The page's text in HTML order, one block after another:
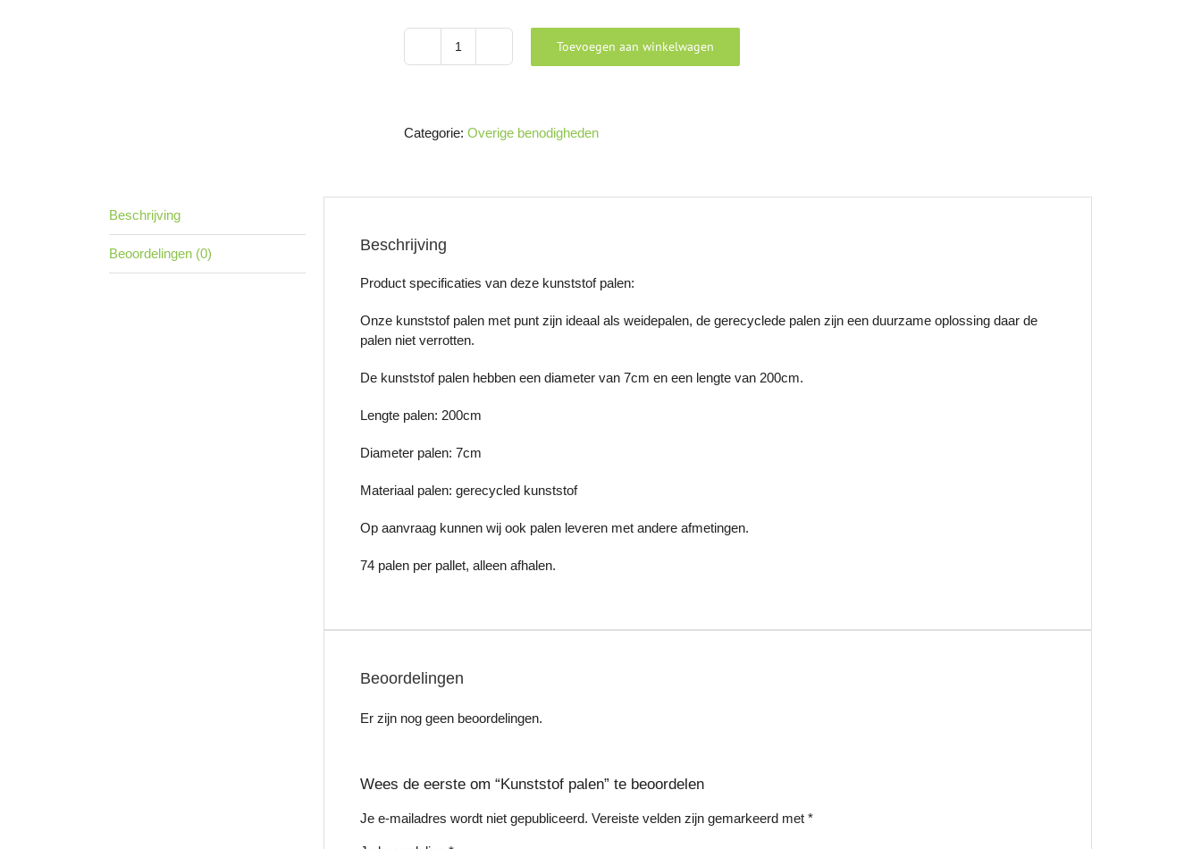
Kunststof
Toevoegen aan winkelwagen
Categorie: Overige benodigheden
Beschrijving
Beoordelingen (0) Beschrijving
Product specificaties van deze kunststof palen:
Onze kunststof palen met punt zijn ideaal als weidepalen, de gerecyclede palen zijn een duurzame oplossing daar de
palen niet verrotten.
De kunststof palen hebben een diameter van 7cm en een lengte van 200cm.
Lengte palen: 200cm
Diameter palen: 7cm
Materiaal palen: gerecycled kunststof
Op aanvraag kunnen wij ook palen leveren met andere afmetingen.
74 palen per pallet, alleen afhalen.
Beoordelingen
Er zijn nog geen beoordelingen.
Wees de eerste om “Kunststof palen” te beoordelen
Je e-mailadres wordt niet gepubliceerd. Vereiste velden zijn gemarkeerd met *